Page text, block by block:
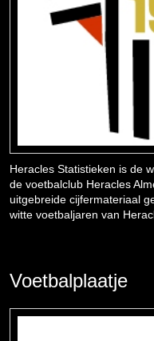
Heracles Statistieken is de
de voetbalclub Heracles
uitgebreide cijfermateriaal
witte voetbaljaren van
Voetbalplaatje